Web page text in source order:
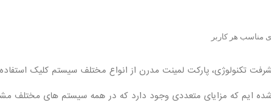
مناسب هر کاربر
تکنولوژی، پارکت لمینت مدرن از انواع مختلف سیستم کلیک
شده ایم که مزایای متعددی وجود دارد که در همه سیستم های مختلف